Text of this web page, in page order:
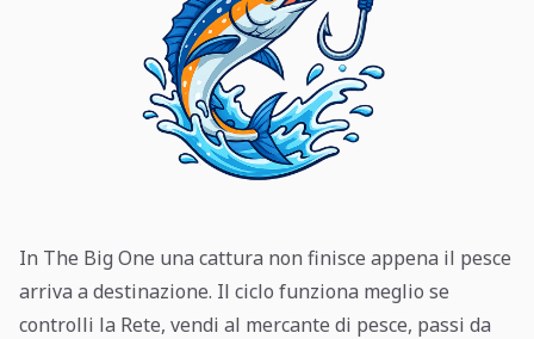
In The Big One una cattura non finisce appena il pesce
arriva a destinazione. Il ciclo funziona meglio se
controlli la Rete, vendi al mercante di pesce, passi da